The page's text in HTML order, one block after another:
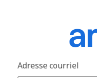
Adresse courriel